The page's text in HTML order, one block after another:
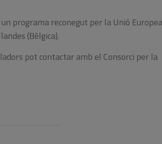
programa reconegut per la Unió
(Bèlgica).
pot contactar amb el Consorci per la